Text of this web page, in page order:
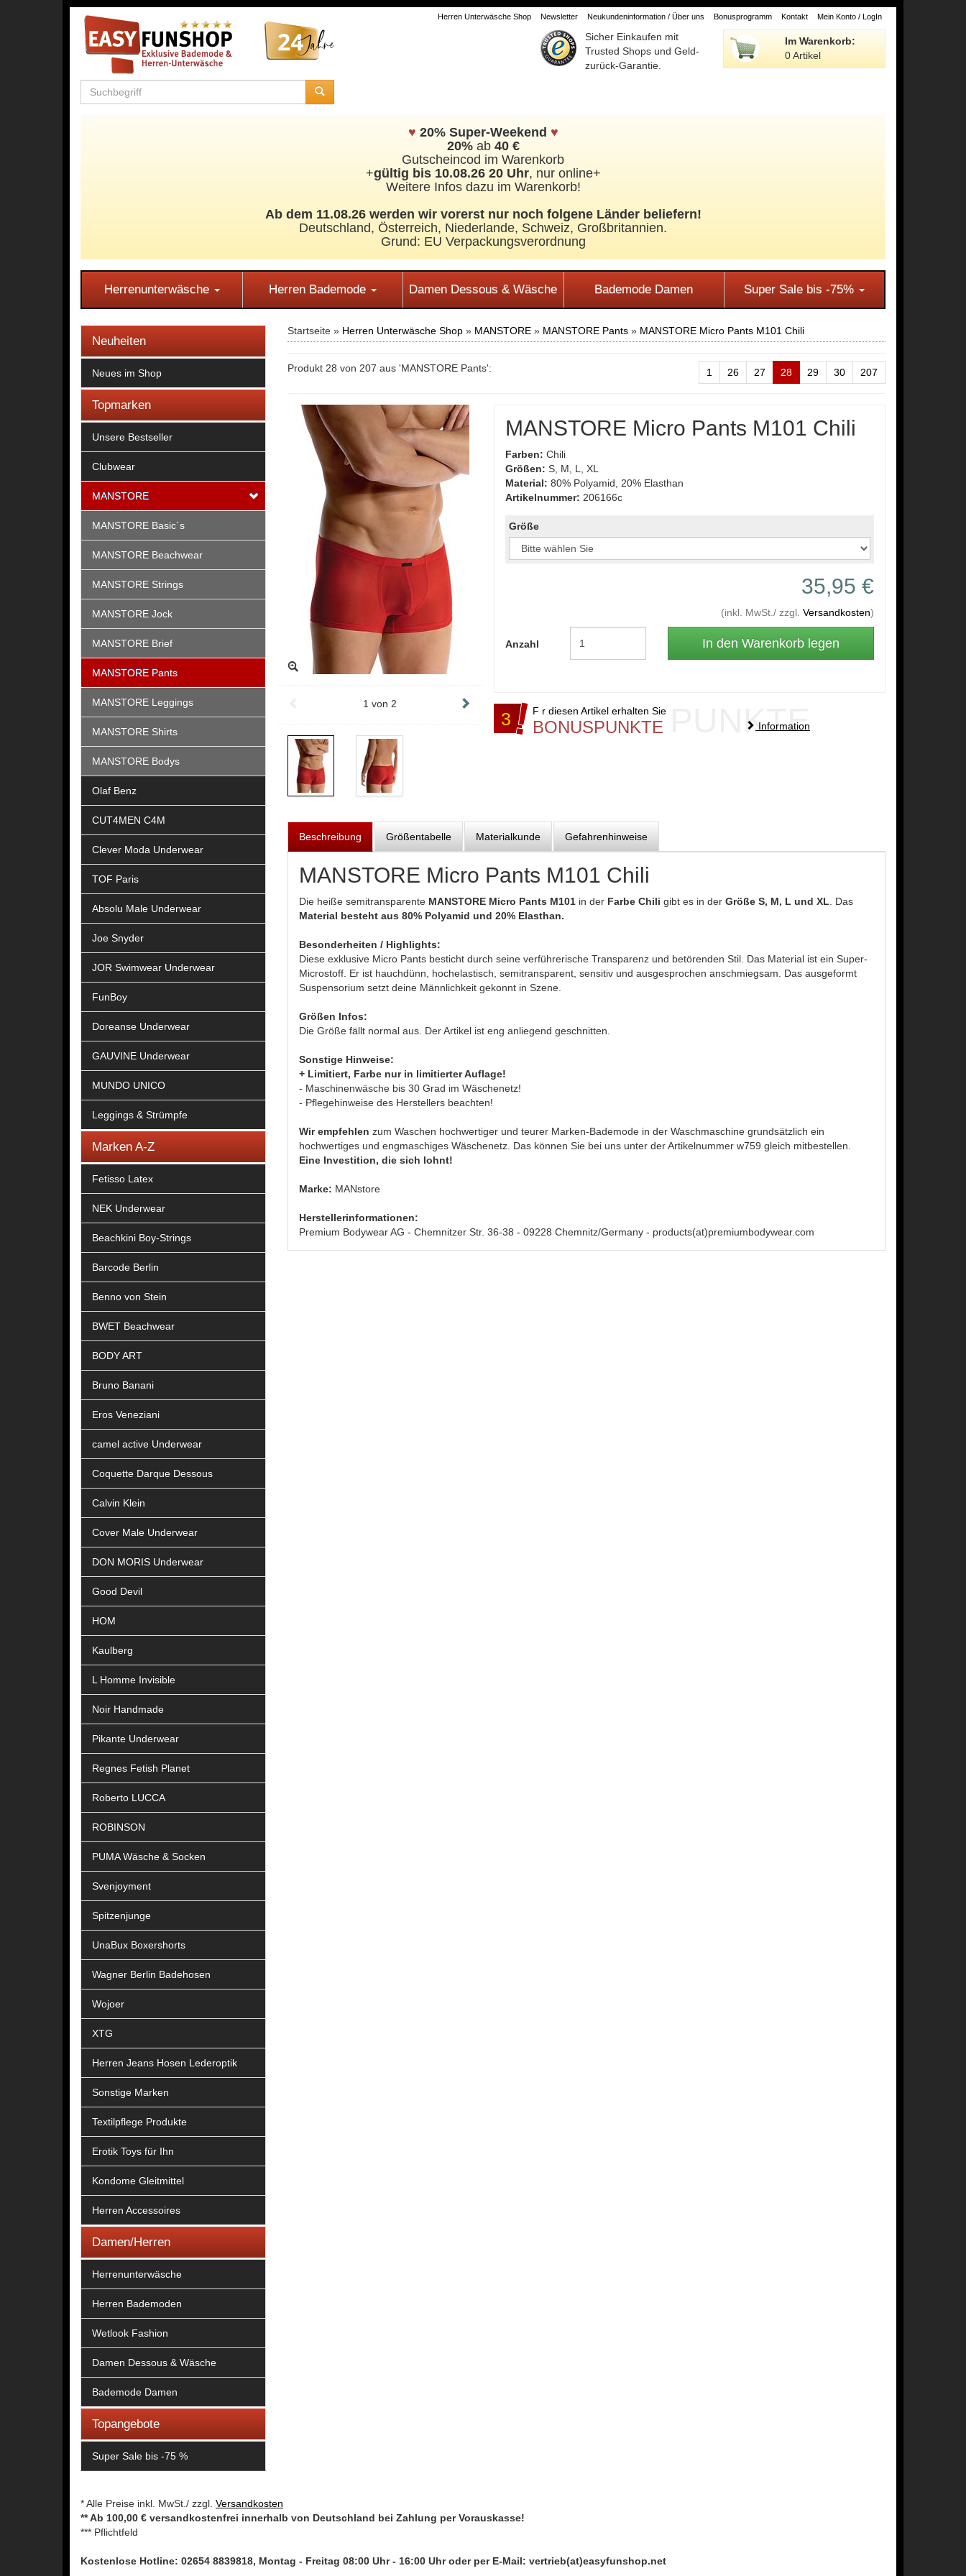
Herren Unterwäsche Shop Newsletter Neukundeninformation / Über uns Bonusprogramm Kontakt Mein Konto / LogIn
Sicher Einkaufen mit
Trusted Shops und Geld-
zurück-Garantie.
Im Warenkorb:
0 Artikel
♥ 20% Super-Weekend ♥
20%ab 40 €
Gutscheincod im Warenkorb
+gültig bis 10.08.26 20 Uhr, nur online+
Weitere Infos dazu im Warenkorb!
Ab dem 11.08.26 werden wir vorerst nur noch folgene Länder beliefern!
Deutschland, Österreich, Niederlande, Schweiz, Großbritannien.
Grund: EU Verpackungsverordnung
Herrenunterwäsche Herren Bademode Damen Dessous & Wäsche Bademode Damen Super Sale bis -75%
Neuheiten
Neues im Shop
Topmarken
Unsere Bestseller
Clubwear
MANSTORE
MANSTORE Basic´s
MANSTORE Beachwear
MANSTORE Strings
MANSTORE Jock
MANSTORE Brief
MANSTORE Pants
MANSTORE Leggings
MANSTORE Shirts
MANSTORE Bodys
Olaf Benz
CUT4MEN C4M
Clever Moda Underwear
TOF Paris
Absolu Male Underwear
Joe Snyder
JOR Swimwear Underwear
FunBoy
Doreanse Underwear
GAUVINE Underwear
MUNDO UNICO
Leggings & Strümpfe
Marken A-Z
Fetisso Latex
NEK Underwear
Beachkini Boy-Strings
Barcode Berlin
Benno von Stein
BWET Beachwear
BODY ART
Bruno Banani
Eros Veneziani
camel active Underwear
Coquette Darque Dessous
Calvin Klein
Cover Male Underwear
DON MORIS Underwear
Good Devil
HOM
Kaulberg
L Homme Invisible
Noir Handmade
Pikante Underwear
Regnes Fetish Planet
Roberto LUCCA
ROBINSON
PUMA Wäsche & Socken
Svenjoyment
Spitzenjunge
UnaBux Boxershorts
Wagner Berlin Badehosen
Wojoer
XTG
Herren Jeans Hosen Lederoptik
Sonstige Marken
Textilpflege Produkte
Erotik Toys für Ihn
Kondome Gleitmittel
Herren Accessoires
Damen/Herren
Herrenunterwäsche
Herren Bademoden
Wetlook Fashion
Damen Dessous & Wäsche
Bademode Damen
Topangebote
Super Sale bis -75 %
Startseite » Herren Unterwäsche Shop » MANSTORE» MANSTORE Pants» MANSTORE Micro Pants M101 Chili
Produkt 28 von 207 aus 'MANSTORE Pants': 1 26 27 28 29 30 207
1 von 2
MANSTORE Micro Pants M101 Chili
Farben: Chili
Größen: S, M, L, XL
Material: 80% Polyamid, 20% Elasthan
Artikelnummer: 206166c
Größe
35,95 €
(inkl. MwSt./ zzgl. Versandkosten)
Anzahl
3 F r diesen Artikel erhalten Sie
BONUSPUNKTE PUNKTE
Information
Beschreibung Größentabelle Materialkunde Gefahrenhinweise
MANSTORE Micro Pants M101 Chili
Die heiße semitransparente MANSTORE Micro Pants M101in der Farbe Chili gibt es in der Größe S, M, L und XL . Das
Material besteht aus 80% Polyamid und 20% Elasthan.
Besonderheiten / Highlights:
Diese exklusive Micro Pants besticht durch seine verführerische Transparenz und betörenden Stil. Das Material ist ein Super-
Microstoff. Er ist hauchdünn, hochelastisch, semitransparent, sensitiv und ausgesprochen anschmiegsam. Das ausgeformt
Suspensorium setzt deine Männlichkeit gekonnt in Szene.
Größen Infos:
Die Größe fällt normal aus. Der Artikel ist eng anliegend geschnitten.
Sonstige Hinweise:
+ Limitiert, Farbe nur in limitierter Auflage!
- Maschinenwäsche bis 30 Grad im Wäschenetz!
- Pflegehinweise des Herstellers beachten!
Wir empfehlen zum Waschen hochwertiger und teurer Marken-Bademode in der Waschmaschine grundsätzlich ein
hochwertiges und engmaschiges Wäschenetz. Das können Sie bei uns unter der Artikelnummer w759 gleich mitbestellen.
Eine Investition, die sich lohnt!
Marke: MANstore
Herstellerinformationen:
Premium Bodywear AG - Chemnitzer Str. 36-38 - 09228 Chemnitz/Germany - products(at)premiumbodywear.com
* Alle Preise inkl. MwSt./ zzgl. Versandkosten
** Ab 100,00 € versandkostenfrei innerhalb von Deutschland bei Zahlung per Vorauskasse!
*** Pflichtfeld
Kostenlose Hotline: 02654 8839818, Montag - Freitag 08:00 Uhr - 16:00 Uhr oder per E-Mail: vertrieb(at)easyfunshop.net